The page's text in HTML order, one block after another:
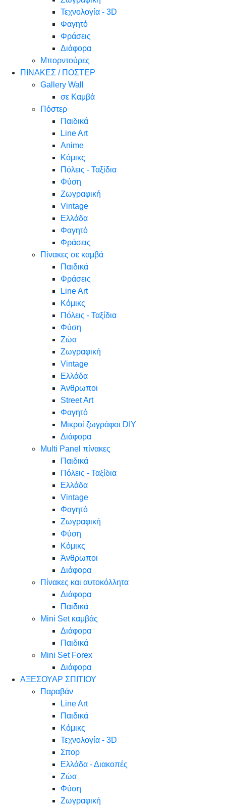
Τεχνολογία - 3D
Φαγητό
Φράσεις
Διάφορα
Μπορντούρες
ΠΙΝΑΚΕΣ / ΠΟΣΤΕΡ
Gallery Wall
σε Καμβά
Πόστερ
Παιδικά
Line Art
Anime
Κόμικς
Πόλεις - Ταξίδια
Φύση
Ζωγραφική
Vintage
Ελλάδα
Φαγητό
Φράσεις
Πίνακες σε καμβά
Παιδικά
Φράσεις
Line Art
Κόμικς
Πόλεις - Ταξίδια
Φύση
Ζώα
Ζωγραφική
Vintage
Ελλάδα
Άνθρωποι
Street Art
Φαγητό
Μικροί ζωγράφοι DIY
Διάφορα
Multi Panel πίνακες
Παιδικά
Πόλεις - Ταξίδια
Ελλάδα
Vintage
Φαγητό
Ζωγραφική
Φύση
Κόμικς
Άνθρωποι
Διάφορα
Πίνακες και αυτοκόλλητα
Διάφορα
Παιδικά
Mini Set καμβάς
Διάφορα
Παιδικά
Mini Set Forex
Διάφορα
ΑΞΕΣΟΥΑΡ ΣΠΙΤΙΟΥ
Παραβάν
Line Art
Παιδικά
Κόμικς
Τεχνολογία - 3D
Σπορ
Ελλάδα - Διακοπές
Ζώα
Φύση
Ζωγραφική